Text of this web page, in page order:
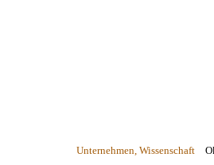
Unternehmen, Wissenschaft